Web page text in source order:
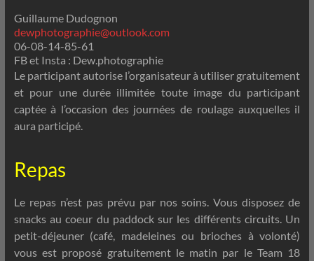
Guillaume Dudognon
dewphotographie@outlook.com
06-08-14-85-61
FB et Insta : Dew.photographie
Le participant autorise l’organisateur à utiliser gratuitement
et pour une durée illimitée toute image du participant
captée à l’occasion des journées de roulage auxquelles il
aura participé.
Repas
Le repas n’est pas prévu par nos soins. Vous disposez de
snacks au coeur du paddock sur les différents circuits. Un
petit-déjeuner (café, madeleines ou brioches à volonté)
vous est proposé gratuitement le matin par le Team 18